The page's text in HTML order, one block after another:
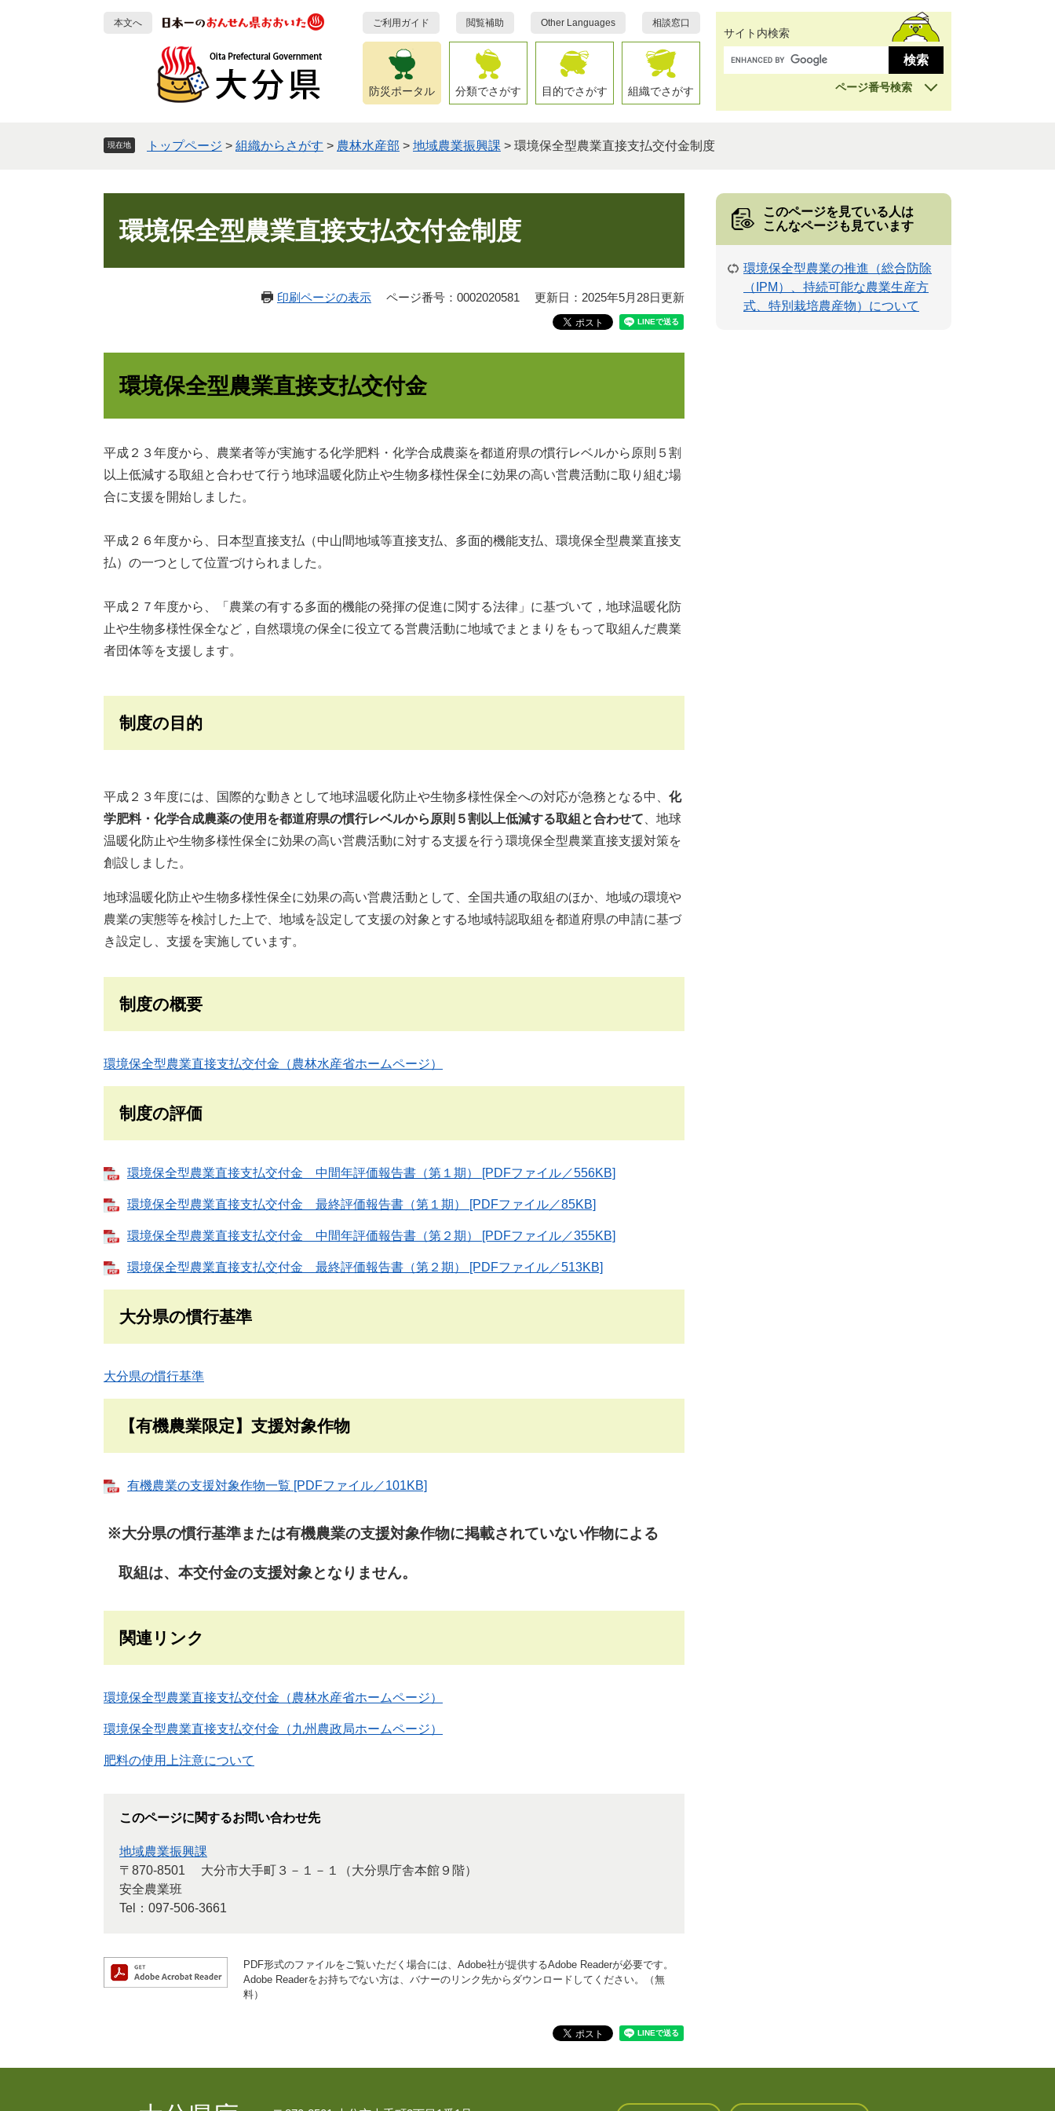
本文へ ご利用ガイド 閲覧補助 Other Languages 相談窓口
防災ポータル 分類でさがす 目的でさがす 組織でさがす
サイト内検索
ページ番号検索
現在地 トップページ > 組織からさがす > 農林水産部 > 地域農業振興課 > 環境保全型農業直接支払交付金制度
環境保全型農業直接支払交付金制度
印刷ページの表示 ページ番号：0002020581 更新日：2025年5月28日更新
環境保全型農業直接支払交付金
平成２３年度から、農業者等が実施する化学肥料・化学合成農薬を都道府県の慣行レベルから原則５割
以上低減する取組と合わせて行う地球温暖化防止や生物多様性保全に効果の高い営農活動に取り組む場
合に支援を開始しました。
平成２６年度から、日本型直接支払（中山間地域等直接支払、多面的機能支払、環境保全型農業直接支
払）の一つとして位置づけられました。
平成２７年度から、「農業の有する多面的機能の発揮の促進に関する法律」に基づいて，地球温暖化防
止や生物多様性保全など，自然環境の保全に役立てる営農活動に地域でまとまりをもって取組んだ農業
者団体等を支援します。
制度の目的
平成２３年度には、国際的な動きとして地球温暖化防止や生物多様性保全への対応が急務となる中、 化
学肥料・化学合成農薬の使用を都道府県の慣行レベルから原則５割以上低減する取組と合わせて 、地球
温暖化防止や生物多様性保全に効果の高い営農活動に対する支援を行う環境保全型農業直接支援対策を
創設しました。
地球温暖化防止や生物多様性保全に効果の高い営農活動として、全国共通の取組のほか、地域の環境や
農業の実態等を検討した上で、地域を設定して支援の対象とする地域特認取組を都道府県の申請に基づ
き設定し、支援を実施しています。
制度の概要
環境保全型農業直接支払交付金（農林水産省ホームページ）
制度の評価
環境保全型農業直接支払交付金 中間年評価報告書（第１期） [PDFファイル／556KB]
環境保全型農業直接支払交付金 最終評価報告書（第１期） [PDFファイル／85KB]
環境保全型農業直接支払交付金 中間年評価報告書（第２期） [PDFファイル／355KB]
環境保全型農業直接支払交付金 最終評価報告書（第２期） [PDFファイル／513KB]
大分県の慣行基準
大分県の慣行基準
【有機農業限定】支援対象作物
有機農業の支援対象作物一覧 [PDFファイル／101KB]
※大分県の慣行基準または有機農業の支援対象作物に掲載されていない作物による
取組は、本交付金の支援対象となりません。
関連リンク
環境保全型農業直接支払交付金（農林水産省ホームページ）
環境保全型農業直接支払交付金（九州農政局ホームページ）
肥料の使用上注意について
このページに関するお問い合わせ先
地域農業振興課
〒870-8501
大分市大手町３－１－１（大分県庁舎本館９階）
安全農業班
Tel：097-506-3661
PDF形式のファイルをご覧いただく場合には、Adobe社が提供するAdobe Readerが必要です。
Adobe Readerをお持ちでない方は、バナーのリンク先からダウンロードしてください。（無
料）
このページを見ている人は
こんなページも見ています
環境保全型農業の推進（総合防除
（IPМ）、持続可能な農業生産方
式、特別栽培農産物）について